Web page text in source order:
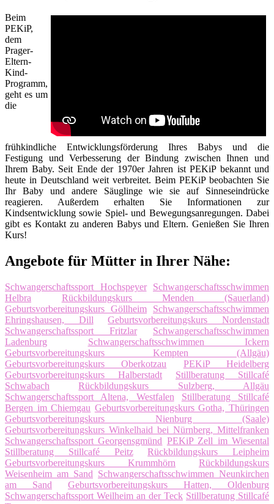
Beim
PEKiP,
dem
Prager-
Eltern-
Kind-
Programm,
geht es um
die
frühkindliche Entwicklungsförderung Ihres Babys und die
Festigung und Verbesserung der Bindung zwischen Ihnen und
Ihrem Baby. Seit Ende der 1970er Jahren ist PEKiP bekannt und
heute in Deutschland weit verbreitet. Beim PEKiP beobachten Sie
Ihr Baby und andere Säuglinge wie sie auf Sinneseindrücke
reagieren. Außerdem erhalten Sie Informationen zur
Kindsentwicklung sowie Spiel- und Bewegungsanregungen. Dabei
gibt es Kontakt zu anderen Babys und Eltern. Genießen Sie Ihren
Kurs!
Angebote für Mütter in Ihrer Nähe:
Schwangerschaftssport Hochspeyer
Schwangerschaftsschwimmen
Helbra
Rückbildungskurs Menden (Sauerland)
Geburtsvorbereitungskurs Göllheim
Schwangerschaftsschwimmen
Ehringshausen, Dill
Geburtsvorbereitungskurs Nordenstadt
Schwangerschaftssport Fritzlar
Schwangerschaftsschwimmen
Ladenburg
Schwangerschaftsschwimmen Ickern
Geburtsvorbereitungskurs Kempten (Allgäu)
Geburtsvorbereitungskurs Oberkotzau
PEKiP Heidelberg
Geburtsvorbereitungskurs Halberstadt
Stillberatung Stillcafé
Schwabach
Rückbildungskurs Sulzberg, Allgäu
Schwangerschaftssport Altena, Westfalen
Stillberatung Stillcafé
Bergen im Chiemgau Geburtsvorbereitungskurs Gotha, Thüringen
Geburtsvorbereitungskurs Nienburg (Saale)
Geburtsvorbereitungskurs Winkelhaid bei Nürnberg, Mittelfranken
Schwangerschaftssport Georgensgmünd PEKiP Zell im Wiesental
Stillberatung Stillcafé Peitz
Rückbildungskurs Leipheim
Geburtsvorbereitungskurs Krummhörn
Rückbildungskurs
Weisenheim am Sand Schwangerschaftsschwimmen Neunkirchen
am Sand
Geburtsvorbereitungskurs Hatten, Oldenburg
Schwangerschaftssport Weilheim an der Teck Stillberatung Stillcafé